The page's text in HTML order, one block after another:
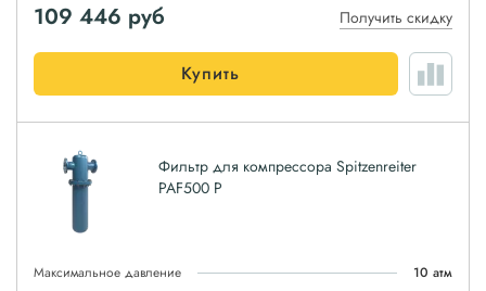
109 446 руб Получить скидку
Купить
Фильтр для компрессора Spitzenreiter
PAF500 P
Максимальное давление 10 атм